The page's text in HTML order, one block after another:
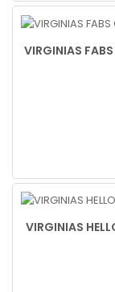
VIRGINIAS
VIRGINIAS